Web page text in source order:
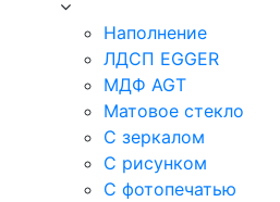
Наполнение
ЛДСП EGGER
МДФ AGT
Матовое стекло
С зеркалом
С рисунком
С фотопечатью